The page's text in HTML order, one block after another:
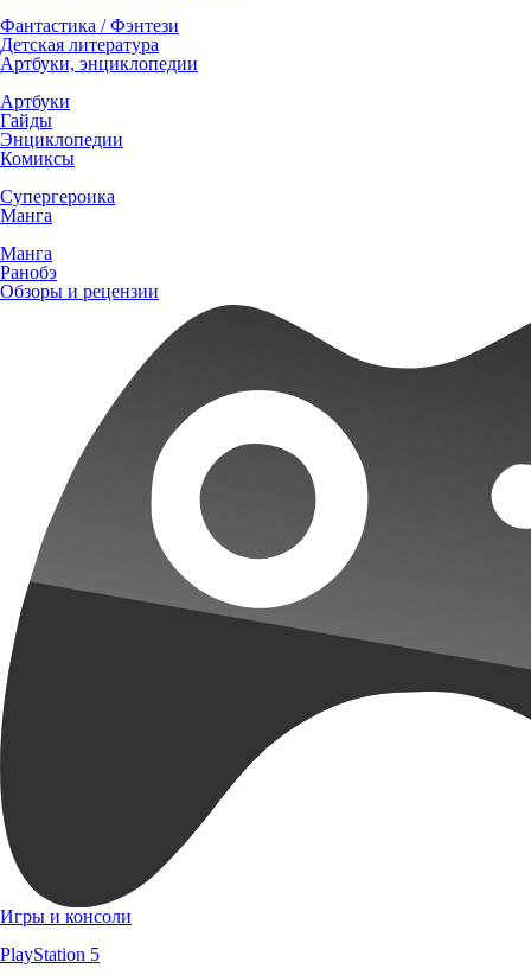
Фантастика / Фэнтези
Детская литература
Артбуки, энциклопедии
Артбуки
Гайды
Энциклопедии
Комиксы
Супергероика
Манга
Манга
Ранобэ
Обзоры и рецензии
Игры и консоли
PlayStation 5